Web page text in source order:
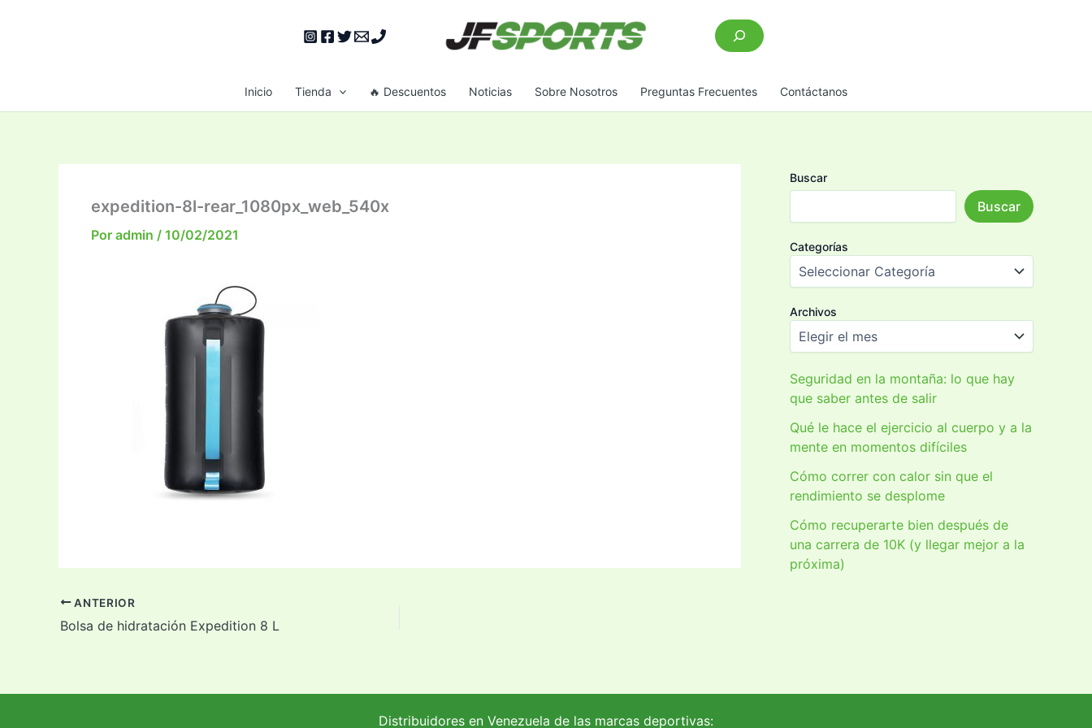
Buscar
Inicio Tienda 🔥 Descuentos Noticias Sobre Nosotros Preguntas Frecuentes Contáctanos
expedition-8l-rear_1080px_web_540x
Por admin / 10/02/2021
ANTERIOR
Bolsa de hidratación Expedition 8 L
Buscar
Buscar
Categorías
Archivos
Seguridad en la montaña: lo que hay
que saber antes de salir
Qué le hace el ejercicio al cuerpo y a la
mente en momentos difíciles
Cómo correr con calor sin que el
rendimiento se desplome
Cómo recuperarte bien después de
una carrera de 10K (y llegar mejor a la
próxima)
Distribuidores en Venezuela de las marcas deportivas: